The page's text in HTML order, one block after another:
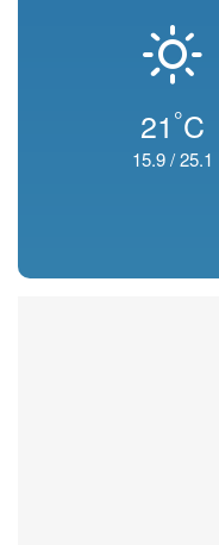
21 °C
15.9/25.1